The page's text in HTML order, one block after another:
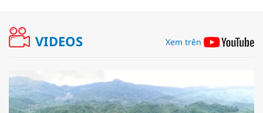
VIDEOS Xem trên